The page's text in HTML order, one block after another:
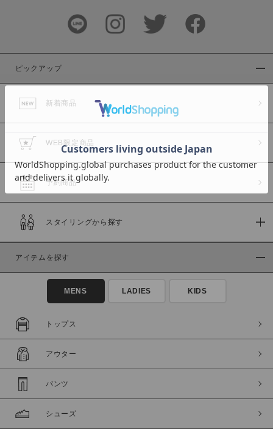
カラー
商品タイプ
通常商品
セール価格
在庫
在庫あり
ピックアップ
新着商品
WEB限定商品
予約商品
スタイリングから探す
アイテムを探す
MENS LADIES KIDS
トップス
アウター
パンツ
シューズ